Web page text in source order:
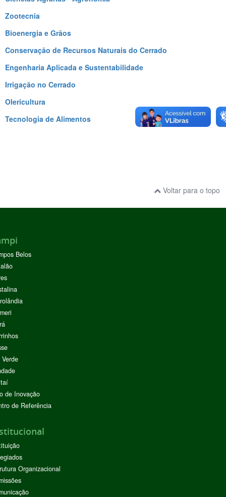
Zootecnia
Bioenergia e Grãos
Conservação de Recursos Naturais do Cerrado
Engenharia Aplicada e Sustentabilidade
Irrigação no Cerrado
Olericultura
Tecnologia de Alimentos
Voltar para o topo
Belos
de Inovação
de Referência
Organizacional